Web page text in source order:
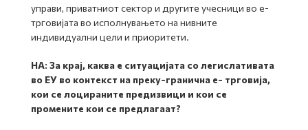
управи, приватниот сектор и другите учесници во е-
трговијата во исполнувањето на нивните
индивидуални цели и приоритети.
НА: За крај, каква е ситуацијата со легислативата
во ЕУ во контекст на преку-гранична е- трговија,
кои се лоцираните предизвици и кои се
промените кои се предлагаат?